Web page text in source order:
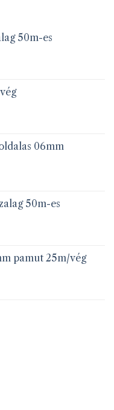
50m-es
Ft
06mm
50m-es
pamut 25m/vég